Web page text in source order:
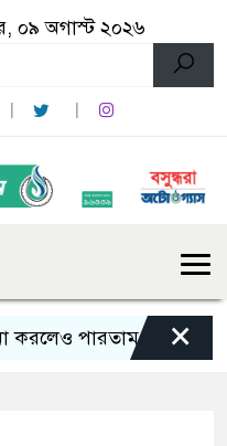
০৯ অগাস্ট ২০২৬
পারতাম : শাকিব খান
×